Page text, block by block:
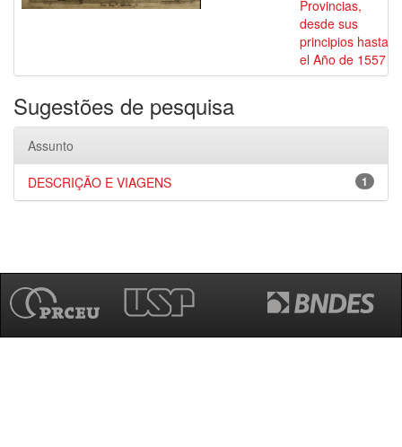
Provincias,
desde sus
principios hasta
el Año de 1557
Sugestões de pesquisa
Assunto
1
DESCRIÇÃO E VIAGENS